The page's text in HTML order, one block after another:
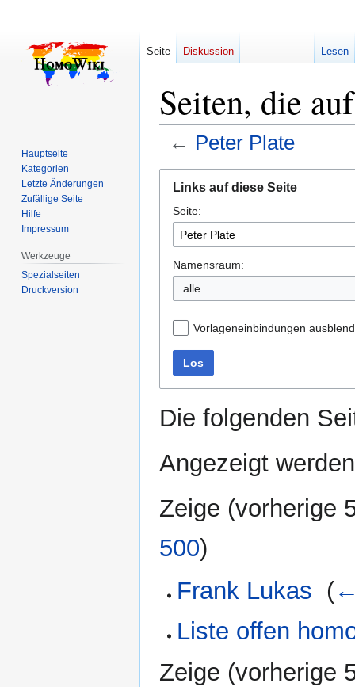
Seiten, die
← Peter Plate
Navigation
springen
Suche
springen
Links auf diese Seite
Seite:
Namensraum:
alle
Vorlageneinbindungen
Los
Die folgenden
Angezeigt
Zeige (vorherige
500)
Frank Lukas (
Liste offen
Zeige (vorherige
Seite Diskussion Lesen
Hauptseite
Kategorien
Letzte Änderungen
Zufällige Seite
Hilfe
Impressum
Werkzeuge
Spezialseiten
Druckversion